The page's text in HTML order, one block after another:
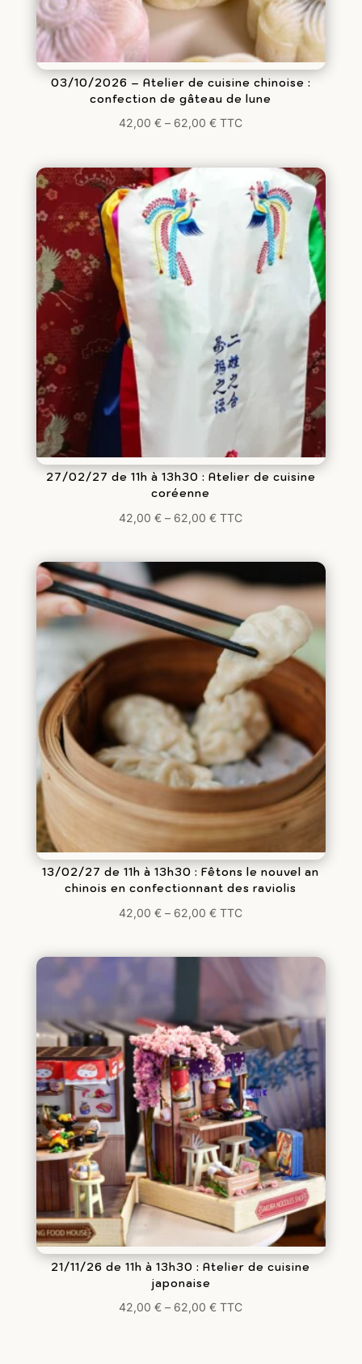
03/10/2026 – Atelier de cuisine chinoise :
confection de gâteau de lune
42,00€ –62,00€ TTC
27/02/27 de 11h à 13h30 : Atelier de cuisine
coréenne
42,00€ –62,00€ TTC
13/02/27 de 11h à 13h30 : Fêtons le nouvel an
chinois en confectionnant des raviolis
42,00€ –62,00€ TTC
21/11/26 de 11h à 13h30 : Atelier de cuisine
japonaise
42,00€ –62,00€ TTC